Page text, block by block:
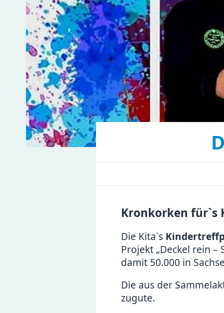
Kronkorken für`s
Die Kita`s
Projekt „Deckel rein
damit 50.000 in
Die aus der
zugute.